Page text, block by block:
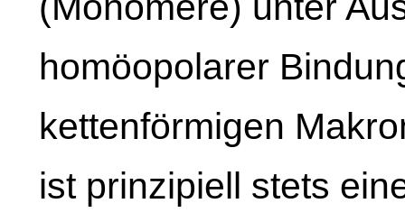
homöopolarer
kettenförmigen
ist prinzipiell stets